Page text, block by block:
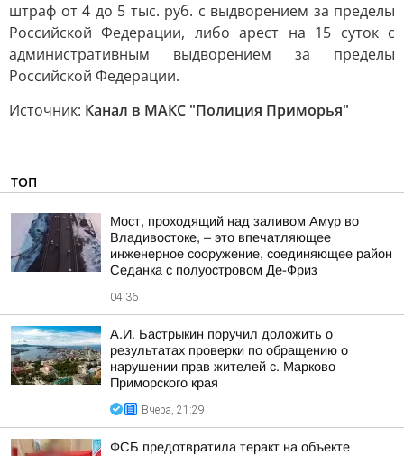
штраф от 4 до 5 тыс. руб. с выдворением за пределы
Российской Федерации, либо арест на 15 суток с
административным выдворением за пределы
Российской Федерации.
Источник: Канал в МАКС "Полиция Приморья"
ТОП
Мост, проходящий над заливом Амур во
Владивостоке, – это впечатляющее
инженерное сооружение, соединяющее район
Седанка с полуостровом Де-Фриз
04:36
А.И. Бастрыкин поручил доложить о
результатах проверки по обращению о
нарушении прав жителей с. Марково
Приморского края
Вчера, 21:29
ФСБ предотвратила теракт на объекте